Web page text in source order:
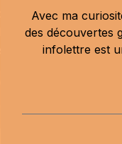
cette démarche
but, c’est
c’est la
Avec ma
des découvertes
infolettre est